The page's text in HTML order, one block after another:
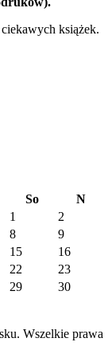
książek.
So
N
1
2
8
9
15
16
22
23
29
30
Wszelkie prawa